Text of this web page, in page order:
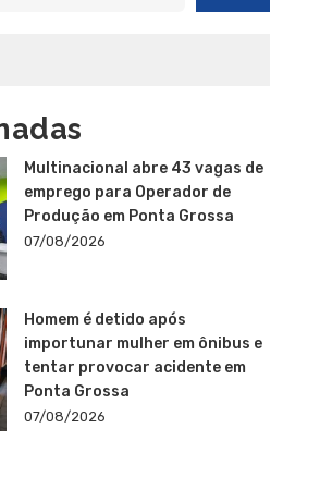
Multinacional abre 43 vagas de
emprego para Operador de
Produção em Ponta Grossa
07/08/2026
Homem é detido após
importunar mulher em ônibus e
tentar provocar acidente em
Ponta Grossa
07/08/2026